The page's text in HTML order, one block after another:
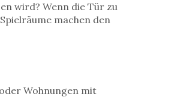
wird? Wenn die Tür zu
machen den
Wohnungen mit